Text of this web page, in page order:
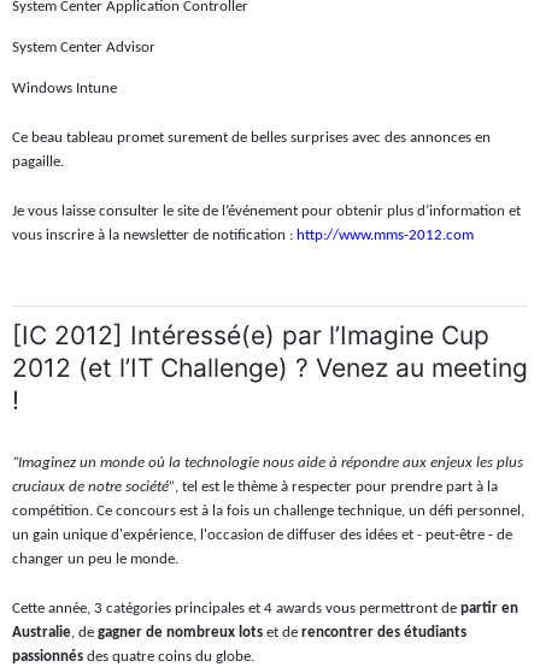
System Center Application Controller
System Center Advisor
Windows Intune
Ce beau tableau promet surement de belles surprises avec des annonces en
pagaille.
Je vous laisse consulter le site de l’événement pour obtenir plus d’information et
vous inscrire à la newsletter de notification : http://www.mms-2012.com
[IC 2012] Intéressé(e) par l’Imagine Cup
2012 (et l’IT Challenge) ? Venez au meeting
!
“Imaginez un monde où la technologie nous aide à répondre aux enjeux les plus
cruciaux de notre société”, tel est le thème à respecter pour prendre part à la
compétition. Ce concours est à la fois un challenge technique, un défi personnel,
un gain unique d'expérience, l'occasion de diffuser des idées et - peut-être - de
changer un peu le monde.
Cette année, 3 catégories principales et 4 awards vous permettront de partir en
Australie, de gagner de nombreux lots et de rencontrer des étudiants
passionnés des quatre coins du globe.